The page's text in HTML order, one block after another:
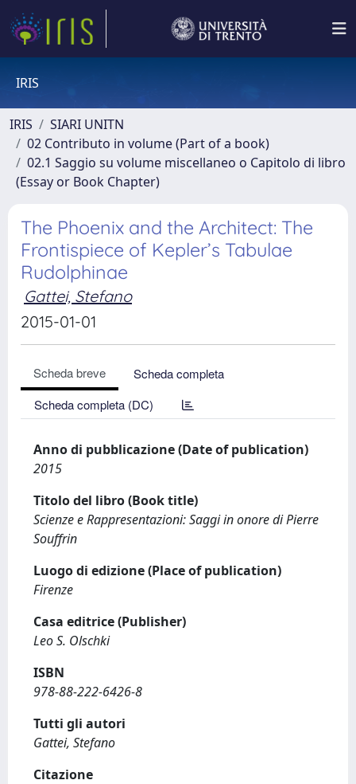
IRIS
IRIS
SIARI UNITN
02 Contributo in volume (Part of a book)
02.1 Saggio su volume miscellaneo o Capitolo di libro
(Essay or Book Chapter)
The Phoenix and the Architect: The
Frontispiece of Kepler’s Tabulae
Rudolphinae
Gattei, Stefano
2015-01-01
Scheda breve
Scheda completa
Scheda completa (DC)
Anno di pubblicazione (Date of publication)
2015
Titolo del libro (Book title)
Scienze e Rappresentazioni: Saggi in onore di Pierre
Souffrin
Luogo di edizione (Place of publication)
Firenze
Casa editrice (Publisher)
Leo S. Olschki
ISBN
978-88-222-6426-8
Tutti gli autori
Gattei, Stefano
Citazione